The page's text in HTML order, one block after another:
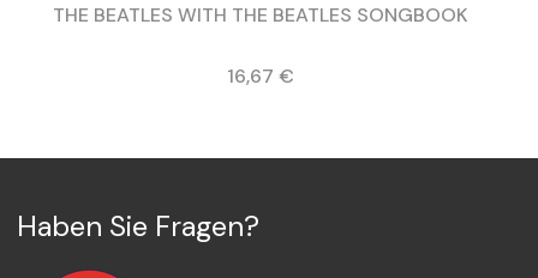
THE BEATLES WITH THE BEATLES SONGBOOK
Preis
16,67 €
Haben Sie Fragen?